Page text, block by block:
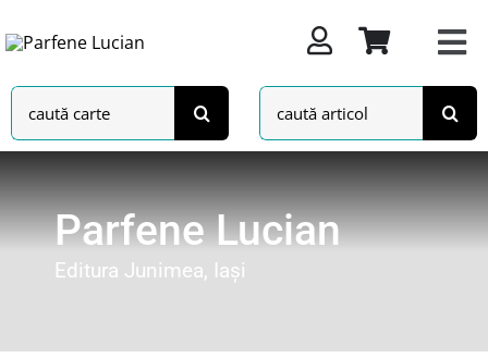
to
Search
for:
Search
for:
Parfene Lucian
Editura Junimea, Iași